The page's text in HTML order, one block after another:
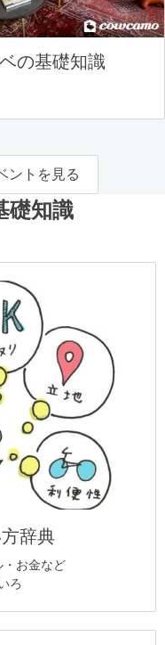
の基礎知識
ントを見る
礎知識
辞典
・お金など
ろ